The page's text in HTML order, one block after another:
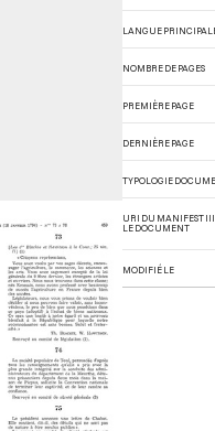
LANGUE
NOMBRE DE PAGES
PREMIÈRE PAGE
DERNIÈRE PAGE
TYPOLOGIE
URI DU MANIFEST
LE DOCUMENT
MODIFIÉ LE